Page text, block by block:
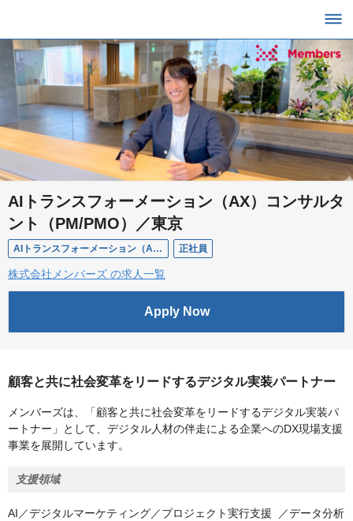
AIトランスフォーメーション（AX）コンサルタ
ント（PM/PMO）／東京
AIトランスフォーメーション（AX）コンサルタント（PM/PMO）／東京 正社員
株式会社メンバーズ の求人一覧
Apply Now
顧客と共に社会変革をリードするデジタル実装パートナー
メンバーズは、「顧客と共に社会変革をリードするデジタル実装パ
ートナー」として、デジタル人材の伴走による企業へのDX現場支援
事業を展開しています。
支援領域
AI／デジタルマーケティング／プロジェクト実行支援 ／データ分析